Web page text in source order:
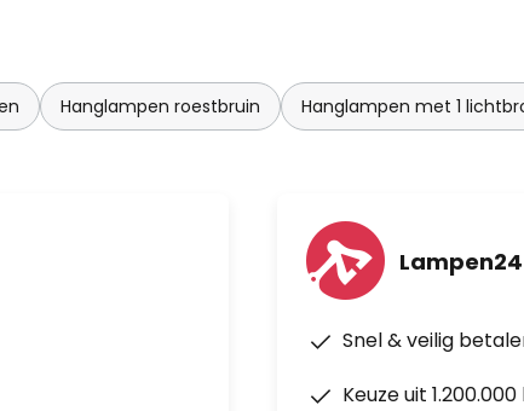
Hanglampen roestbruin Hanglampen met 1
Snel & veilig
Keuze uit